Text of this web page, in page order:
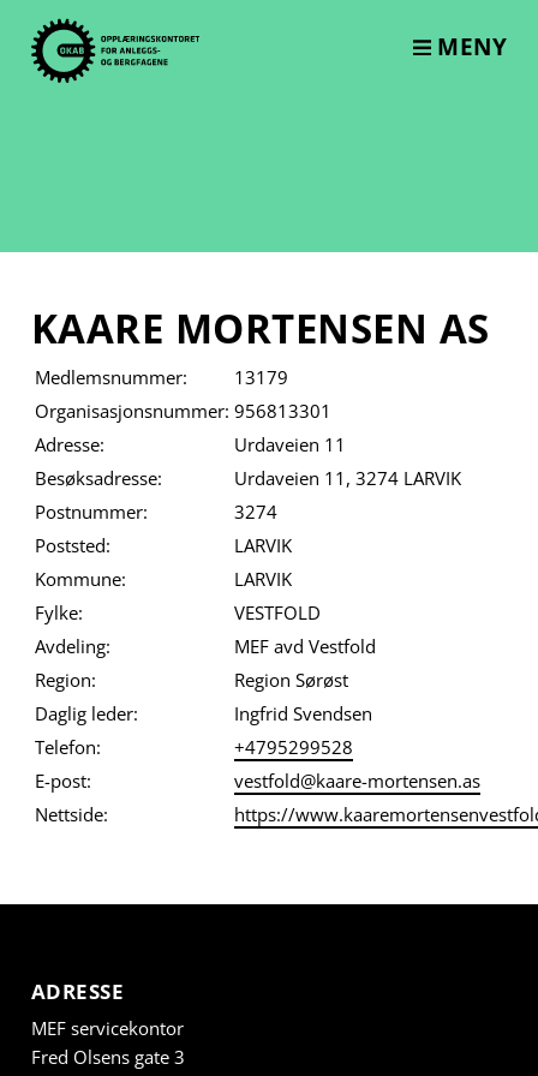
content
MENY
KAARE MORTENSEN AS
Medlemsnummer:
13179
Organisasjonsnummer: 956813301
Adresse:
Urdaveien 11
Besøksadresse:
Urdaveien 11, 3274 LARVIK
Postnummer:
3274
Poststed:
LARVIK
Kommune:
LARVIK
Fylke:
VESTFOLD
Avdeling:
MEF avd Vestfold
Region:
Region Sørøst
Daglig leder:
Ingfrid Svendsen
Telefon:
+4795299528
E-post:
vestfold@kaare-mortensen.as
Nettside:
https://
ADRESSE
MEF servicekontor
Fred Olsens gate 3